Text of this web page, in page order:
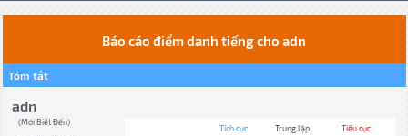
Báo cáo điểm danh tiếng cho adn
Tóm tắt
adn
(Mới Biết Đến)
Tích cực Trung lập
Tiêu cực